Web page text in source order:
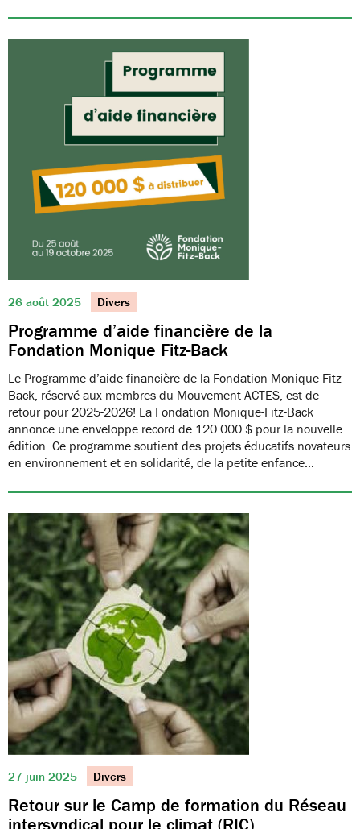
26 août 2025 Divers
Programme d’aide financière de la
Fondation Monique Fitz-Back
Le Programme d’aide financière de la Fondation Monique-Fitz-
Back, réservé aux membres du Mouvement ACTES, est de
retour pour 2025-2026! La Fondation Monique-Fitz-Back
annonce une enveloppe record de 120 000 $ pour la nouvelle
édition. Ce programme soutient des projets éducatifs novateurs
en environnement et en solidarité, de la petite enfance…
27 juin 2025 Divers
Retour sur le Camp de formation du Réseau
intersyndical pour le climat (RIC)